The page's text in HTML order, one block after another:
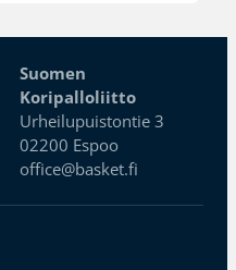
Suomen
Koripalloliitto
Urheilupuistontie 3
02200 Espoo
office@basket.fi